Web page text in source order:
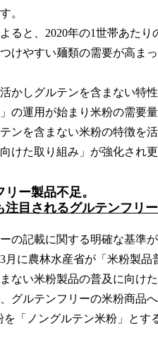
。
と、2020年の1世帯あたり
けやすい麺類の需要が高まっ
かしグルテンを含まない特
の運用が始まり米粉の需要
ンを含まない米粉の特徴を
けた取り組み」が強化され
ー製品不足。
目されるグルテンフリー
の記載に関する明確な基準
月に農林水産省が「米粉製
ない米粉製品の普及に向け
グルテンフリーの米粉商品
「ノングルテン米粉」とす